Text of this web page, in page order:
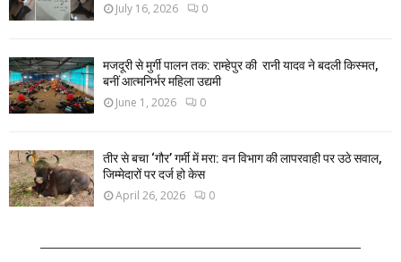
July 16, 2026 0
मजदूरी से मुर्गी पालन तक: राम्हेपुर की रानी यादव ने बदली किस्मत,
बनीं आत्मनिर्भर महिला उद्यमी
June 1, 2026 0
तीर से बचा ‘गौर’ गर्मी में मरा: वन विभाग की लापरवाही पर उठे सवाल,
जिम्मेदारों पर दर्ज हो केस
April 26, 2026 0